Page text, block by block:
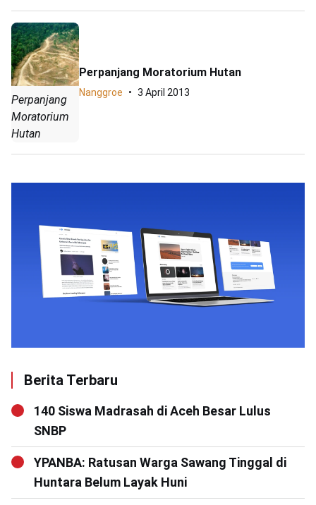
Perpanjang
Moratorium
Hutan
Perpanjang Moratorium Hutan
Nanggroe 3 April 2013
Berita Terbaru
140 Siswa Madrasah di Aceh Besar Lulus
SNBP
YPANBA: Ratusan Warga Sawang Tinggal di
Huntara Belum Layak Huni